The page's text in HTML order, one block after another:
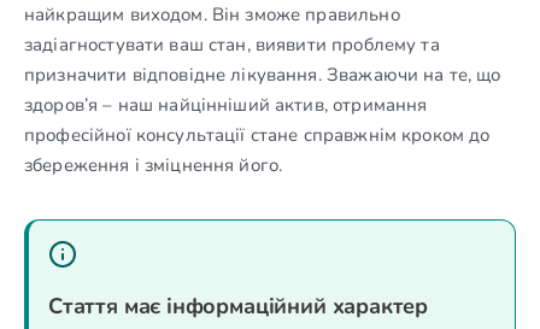
найкращим виходом. Він зможе правильно
задіагностувати ваш стан, виявити проблему та
призначити відповідне лікування. Зважаючи на те, що
здоров’я – наш найцінніший актив, отримання
професійної консультації стане справжнім кроком до
збереження і зміцнення його.
Стаття має інформаційний характер